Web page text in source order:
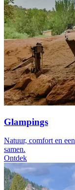
Glampings
Natuur, comfort en
samen.
Ontdek